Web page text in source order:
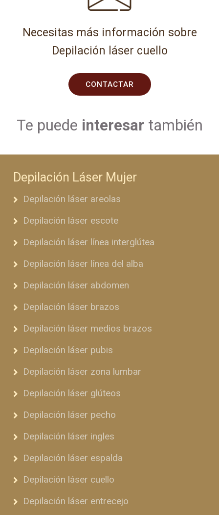
Necesitas más información sobre
Depilación láser cuello
CONTACTAR
Te puede interesar también
Depilación Láser Mujer
Depilación láser areolas
Depilación láser escote
Depilación láser línea interglútea
Depilación láser línea del alba
Depilación láser abdomen
Depilación láser brazos
Depilación láser medios brazos
Depilación láser pubis
Depilación láser zona lumbar
Depilación láser glúteos
Depilación láser pecho
Depilación láser ingles
Depilación láser espalda
Depilación láser cuello
Depilación láser entrecejo